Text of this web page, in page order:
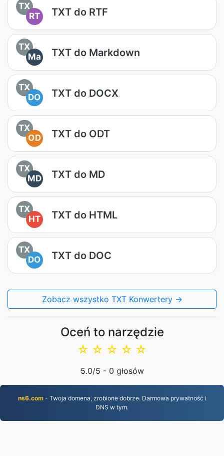
TX
RT
TXT do RTF
TX
Ma
TXT do Markdown
TX
DO
TXT do DOCX
TX
OD
TXT do ODT
TX
MD
TXT do MD
TX
HT
TXT do HTML
TX
DO
TXT do DOC
Zobacz wszystko TXT Konwertery →
Oceń to narzędzie
☆
☆
☆
☆
☆
5.0/5 - 0 głosów
ns6.com- Twoja domena, zrobione dobrze. Darmowa prywatność i
DNS w tym.